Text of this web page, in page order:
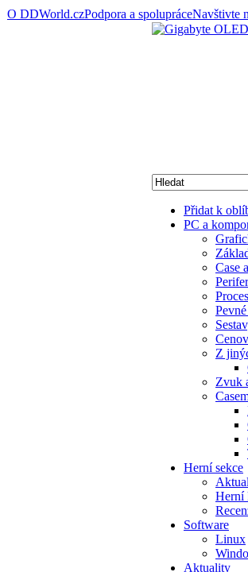
O DDWorld.czPodpora a spolupráceNavštivte
Přidat k
PC a
Case
Z
Zvuk
Herní sekce
Herní
Software
Linux
Aktuality